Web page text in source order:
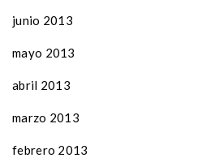
junio 2013
mayo 2013
abril 2013
marzo 2013
febrero 2013